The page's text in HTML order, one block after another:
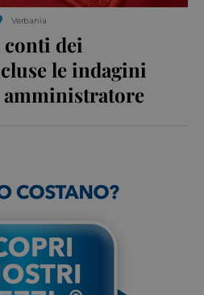
Verbania
dei
le indagini
amministratore